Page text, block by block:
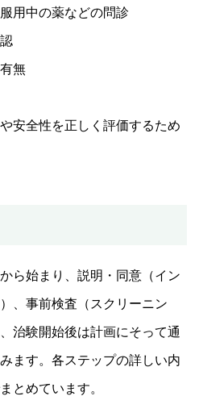
用中の薬などの問診
無
安全性を正しく評価するため
ら始まり、説明・同意（イン
、事前検査（スクリーニン
治験開始後は計画にそって通
ます。各ステップの詳しい内
とめています。